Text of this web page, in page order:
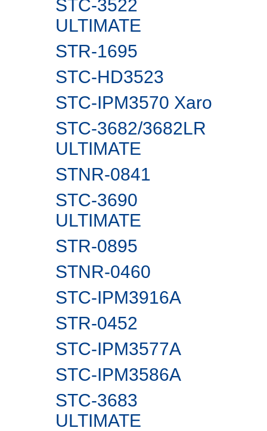
STC-3522
ULTIMATE
STR-1695
STC-HD3523
STC-IPM3570 Xaro
STC-3682/3682LR
ULTIMATE
STNR-0841
STC-3690
ULTIMATE
STR-0895
STNR-0460
STC-IPM3916A
STR-0452
STC-IPM3577A
STC-IPM3586A
STC-3683
ULTIMATE